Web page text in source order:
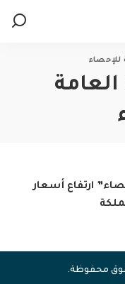
للإحصاء
العامة
ارتفاع أسعار